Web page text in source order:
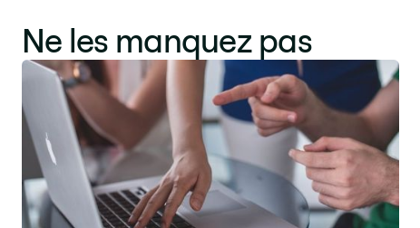
Ne les manquez pas